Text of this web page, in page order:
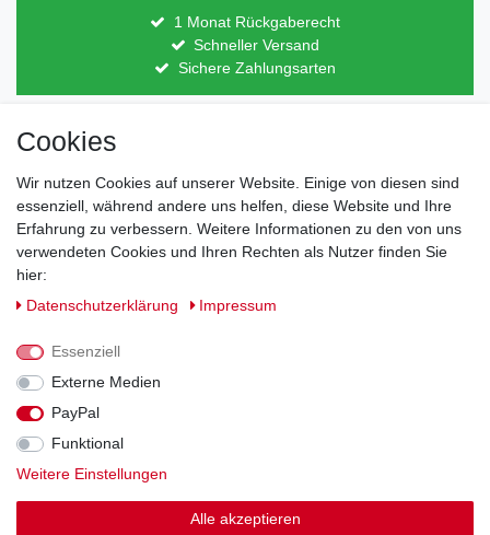
1 Monat Rückgaberecht
Schneller Versand
Sichere Zahlungsarten
Direkt vom Hersteller
Lagerware
Barrierefreiheitserklärung
© Copyright 2026 | Alle Rechte vorbehalten.
Cookies
Wir nutzen Cookies auf unserer Website. Einige von diesen sind
essenziell, während andere uns helfen, diese Website und Ihre
Erfahrung zu verbessern. Weitere Informationen zu den von uns
verwendeten Cookies und Ihren Rechten als Nutzer finden Sie
hier:
Daten­schutz­erklärung
Impressum
Essenziell
Externe Medien
PayPal
Funktional
Weitere Einstellungen
Alle akzeptieren